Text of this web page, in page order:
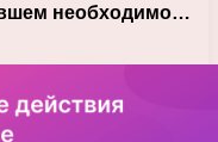
необходимо…